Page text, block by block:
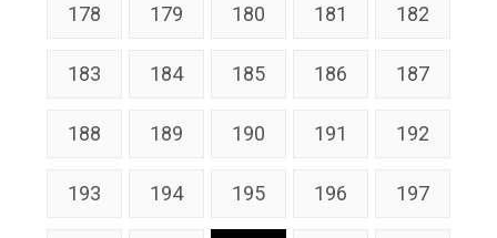
178 179 180 181 182
183 184 185 186 187
188 189 190 191 192
193 194 195 196 197